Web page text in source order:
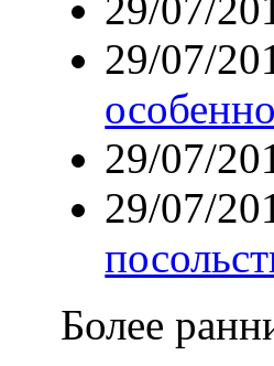
29/07/
29/07/
29/07/
Более